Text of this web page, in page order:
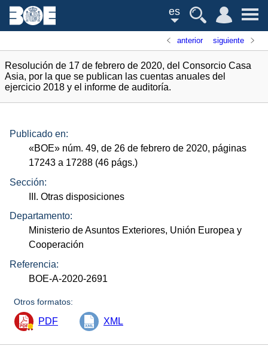
es
anterior siguiente
Resolución de 17 de febrero de 2020, del Consorcio Casa
Asia, por la que se publican las cuentas anuales del
ejercicio 2018 y el informe de auditoría.
Publicado en:
«BOE» núm. 49, de 26 de febrero de 2020, páginas
17243 a 17288 (46 págs.)
Sección:
III. Otras disposiciones
Departamento:
Ministerio de Asuntos Exteriores, Unión Europea y
Cooperación
Referencia:
BOE-A-2020-2691
Otros formatos:
PDF XML